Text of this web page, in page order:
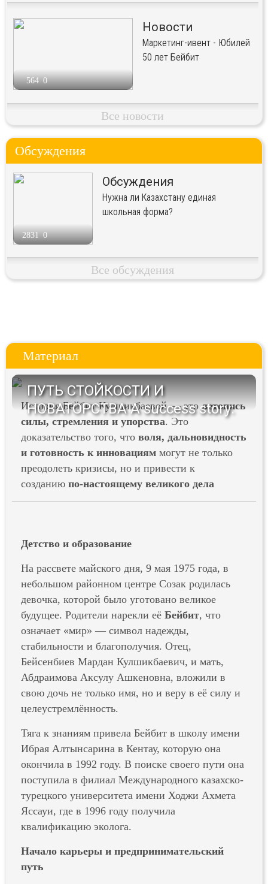
564 0
Новости
Маркетинг-ивент - Юбилей
50 лет Бейбит
Все новости
Обсуждения
2831 0
Обсуждения
Нужна ли Казахстану единая
школьная форма?
Все обсуждения
Материал
ПУТЬ СТОЙКОСТИ И
НОВАТОРСТВА A success story:
История Бейбит Кулшикбаевой — этолетопись
силы, стремления и упорства. Это
доказательство того, что воля, дальновидность
и готовность к инновацияммогут не только
преодолеть кризисы, но и привести к
созданию по-настоящему великого дела
Детство и образование
На рассвете майского дня, 9 мая 1975 года, в
небольшом районном центре Созак родилась
девочка, которой было уготовано великое
будущее. Родители нарекли её Бейбит, что
означает «мир» — символ надежды,
стабильности и благополучия. Отец,
Бейсенбиев Мардан Кулшикбаевич, и мать,
Абдраимова Аксулу Ашкеновна, вложили в
свою дочь не только имя, но и веру в её силу и
целеустремлённость.
Тяга к знаниям привела Бейбит в школу имени
Ибрая Алтынсарина в Кентау, которую она
окончила в 1992 году. В поиске своего пути она
поступила в филиал Международного казахско-
турецкого университета имени Ходжи Ахмета
Яссауи, где в 1996 году получила
квалификацию эколога.
Начало карьеры и предпринимательский
путь